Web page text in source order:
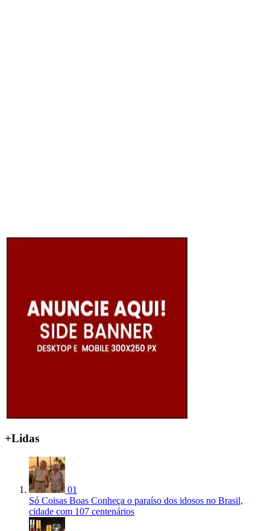
+Lidas
01
Só Coisas Boas Conheça o paraíso dos idosos no Brasil,
cidade com 107 centenários